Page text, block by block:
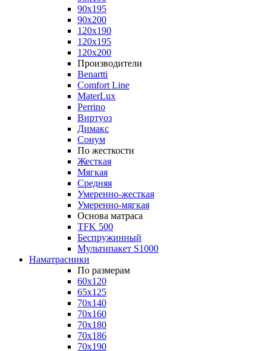
90x195
90x200
120x190
120x195
120x200
Производители
Benartti
Comfort Line
MaterLux
Perrino
Виртуоз
Димакс
Сонум
По жесткости
Жесткая
Мягкая
Средняя
Умеренно-жесткая
Умеренно-мягкая
Основа матраса
TFK 500
Беспружинный
Мультипакет S1000
Наматрасники
По размерам
60x120
65x125
70x140
70x160
70x180
70x186
70x190